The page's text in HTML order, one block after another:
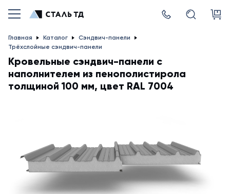
Главная Каталог
Сэндвич-панели
Трёхслойные сэндвич-панели
Кровельные сэндвич-панели с
наполнителем из пенополистирола
толщиной 100 мм, цвет RAL 7004